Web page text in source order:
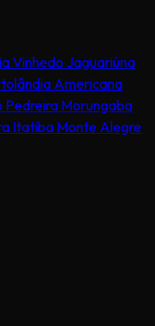
Vinhedo Jaguariúna
Americana
Pedreira Morungaba
Itatiba Monte Alegre